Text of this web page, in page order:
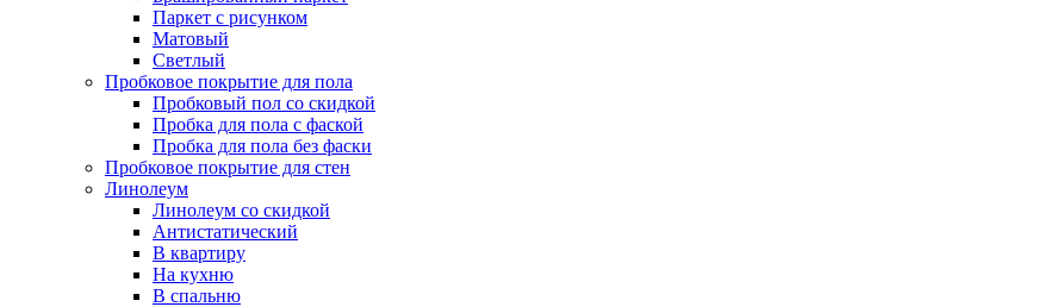
Паркет с рисунком
Матовый
Светлый
Пробковое покрытие для пола
Пробковый пол со скидкой
Пробка для пола с фаской
Пробка для пола без фаски
Пробковое покрытие для стен
Линолеум
Линолеум со скидкой
Антистатический
В квартиру
На кухню
В спальню